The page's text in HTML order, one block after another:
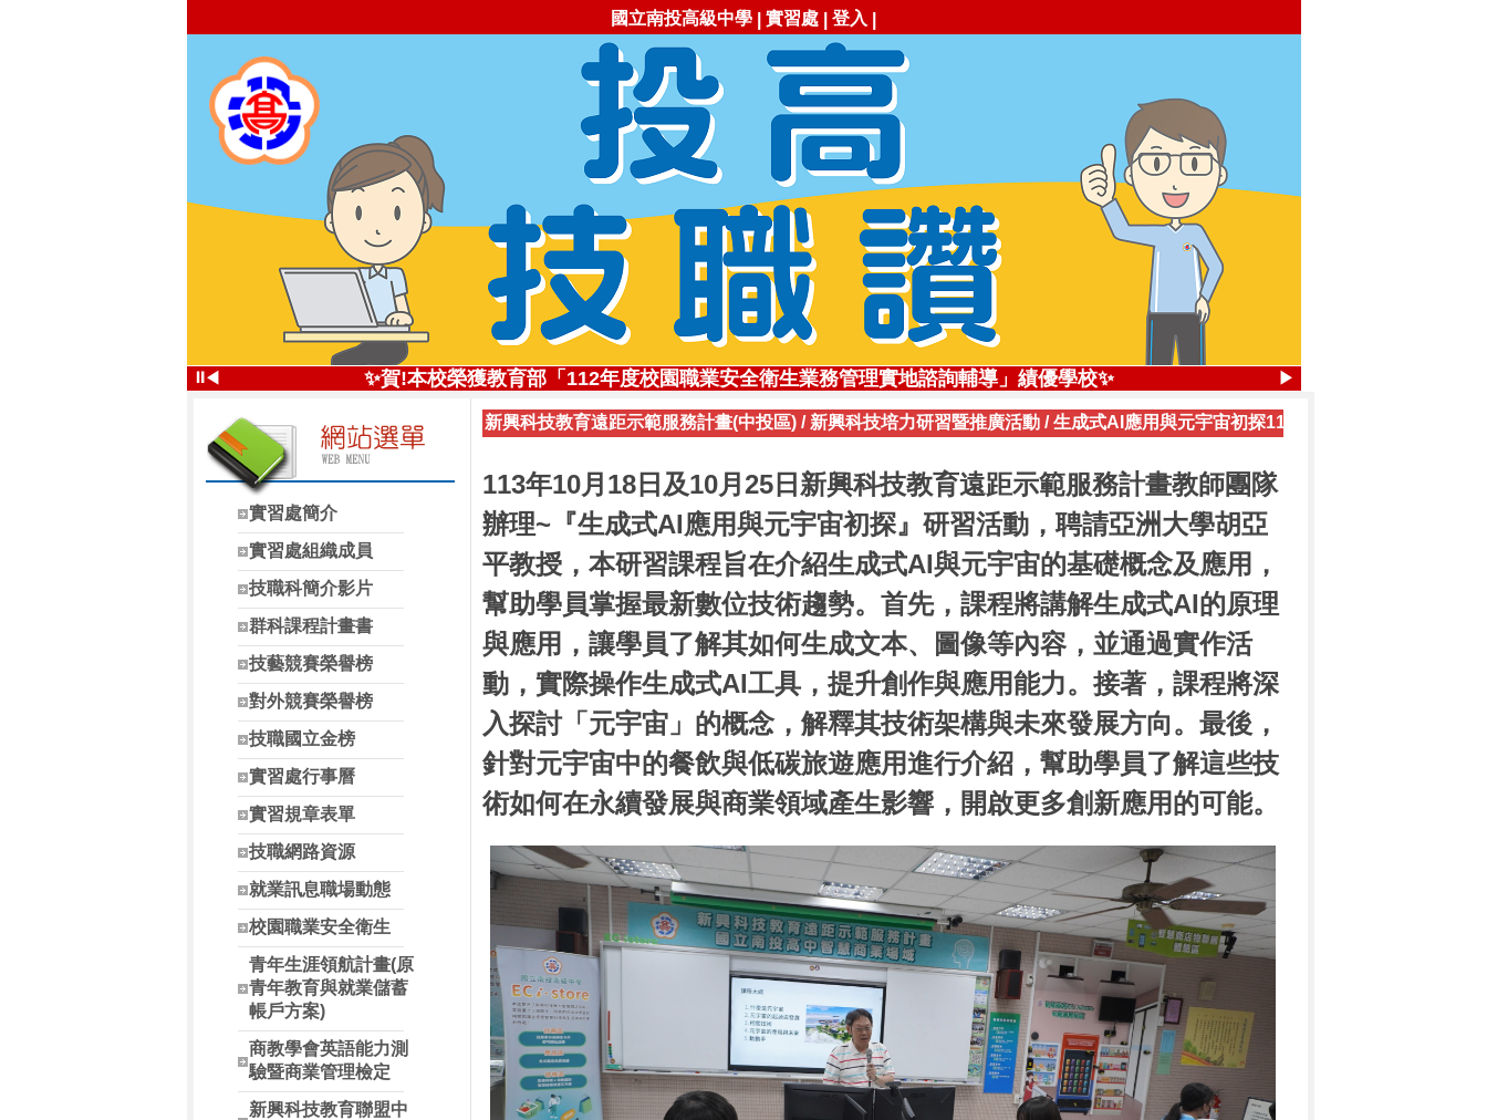
國立南投高級中學 實習處 登入
⏸◀
✨投高技職尚勇!✨113學年全國工商業類科技藝競賽，勇奪1座金手獎，4座優勝獎
✨賀!本校榮獲教育部「112年度校園職業安全衛生業務管理實地諮詢輔導」績優學校✨
投高技職讚!113年南投高中職業類科錄取國立大專院校比率高達71.84%
✨五星好評 投高技職✨112學年全國工商業類科技藝競賽，勇奪3座金手獎，2座優勝獎
自造實驗室受邀参加勞動部2020創客嘉年華展
南投縣高中職校長參訪本校電商科新興科技無人智慧商店
▶
實習處簡介
實習處組織成員
技職科簡介影片
群科課程計畫書
技藝競賽榮譽榜
對外競賽榮譽榜
技職國立金榜
實習處行事曆
實習規章表單
技職網路資源
就業訊息職場動態
校園職業安全衛生
青年生涯領航計畫(原
青年教育與就業儲蓄
帳戶方案)
商教學會英語能力測
驗暨商業管理檢定
新興科技教育聯盟中
新興科技教育遠距示範服務計畫(中投區)/ 新興科技培力研習暨推廣活動/生成式AI應用與元宇宙初探1131018及1131025
113年10月18日及10月25日新興科技教育遠距示範服務計畫教師團隊
辦理~『生成式AI應用與元宇宙初探』研習活動，聘請亞洲大學胡亞
平教授，本研習課程旨在介紹生成式AI與元宇宙的基礎概念及應用，
幫助學員掌握最新數位技術趨勢。首先，課程將講解生成式AI的原理
與應用，讓學員了解其如何生成文本、圖像等內容，並通過實作活
動，實際操作生成式AI工具，提升創作與應用能力。接著，課程將深
入探討「元宇宙」的概念，解釋其技術架構與未來發展方向。最後，
針對元宇宙中的餐飲與低碳旅遊應用進行介紹，幫助學員了解這些技
術如何在永續發展與商業領域產生影響，開啟更多創新應用的可能。